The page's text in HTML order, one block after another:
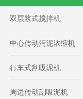
双层浆式搅拌机
中心传动污泥浓缩机
行车式刮吸泥机
周边传动刮吸泥机